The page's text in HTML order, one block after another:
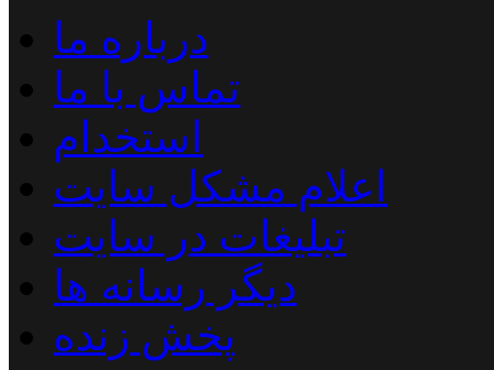
درباره ما
تماس با ما
استخدام
اعلام مشکل سایت
تبلیغات در سایت
دیگر رسانه ها
پخش زنده